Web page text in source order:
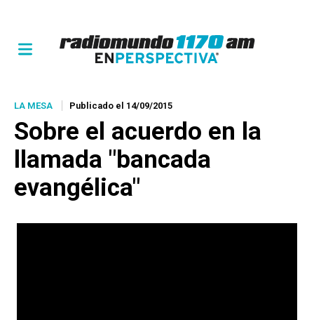
LA MESA Publicado el 14/09/2015
Sobre el acuerdo en la
llamada "bancada
evangélica"